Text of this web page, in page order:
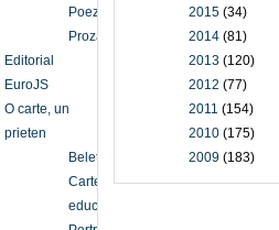
2015 (34)
2014 (81)
2013 (120)
2012 (77)
2011 (154)
2010 (175)
2009 (183)
Poezie
Proză
Editorial
EuroJS
O carte, un
prieten
Beletristică
Carte
educațională